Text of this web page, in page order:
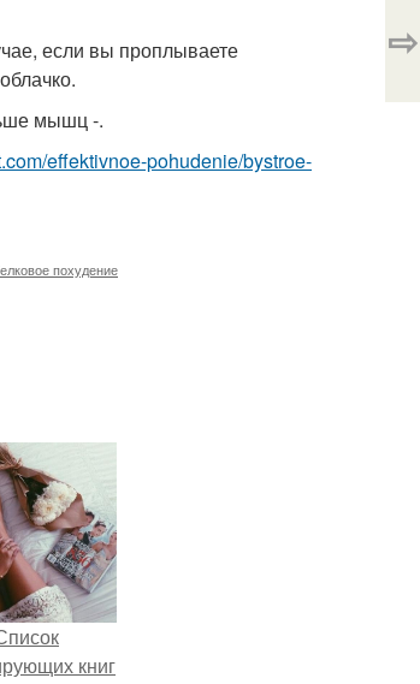
если вы проплываете
мышц -.
effektivnoe-pohudenie/bystroe-
похудение
⇨
книг